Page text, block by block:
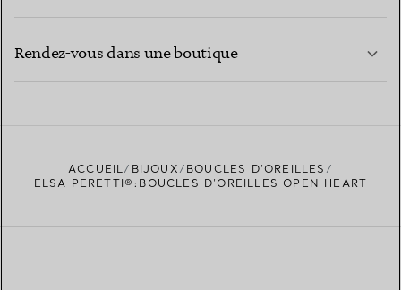
Rendez-vous dans une boutique
TROUVEZ LA BOUTIQUE LA PLUS PROCHE
ACCUEIL BIJOUX
BOUCLES D’OREILLES
ELSA PERETTI®:BOUCLES D’OREILLES OPEN HEART